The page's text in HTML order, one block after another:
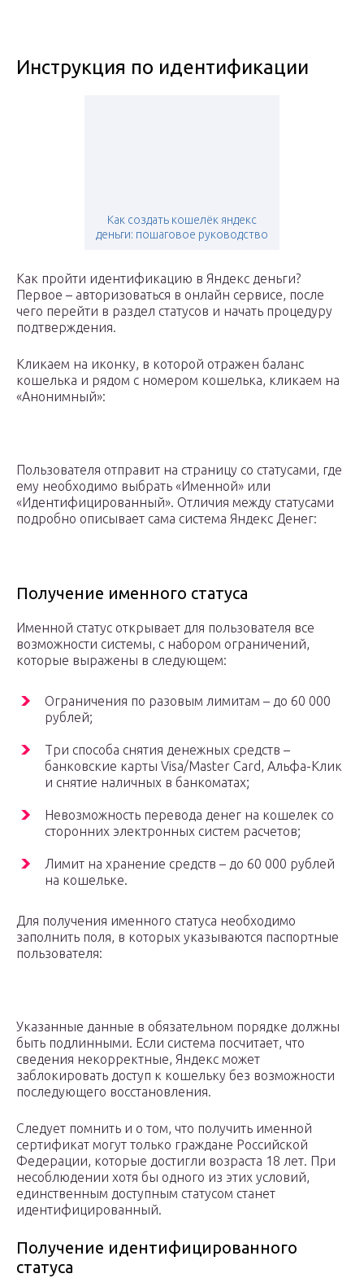
Инструкция по идентификации
Как создать кошелёк яндекс
деньги: пошаговое руководство
Как пройти идентификацию в Яндекс деньги?
Первое – авторизоваться в онлайн сервисе, после
чего перейти в раздел статусов и начать процедуру
подтверждения.
Кликаем на иконку, в которой отражен баланс
кошелька и рядом с номером кошелька, кликаем на
«Анонимный»:
Пользователя отправит на страницу со статусами, где
ему необходимо выбрать «Именной» или
«Идентифицированный». Отличия между статусами
подробно описывает сама система Яндекс Денег:
Получение именного статуса
Именной статус открывает для пользователя все
возможности системы, с набором ограничений,
которые выражены в следующем:
Ограничения по разовым лимитам – до 60 000
рублей;
Три способа снятия денежных средств –
банковские карты Visa/Master Card, Альфа-Клик
и снятие наличных в банкоматах;
Невозможность перевода денег на кошелек со
сторонних электронных систем расчетов;
Лимит на хранение средств – до 60 000 рублей
на кошельке.
Для получения именного статуса необходимо
заполнить поля, в которых указываются паспортные
пользователя:
Указанные данные в обязательном порядке должны
быть подлинными. Если система посчитает, что
сведения некорректные, Яндекс может
заблокировать доступ к кошельку без возможности
последующего восстановления.
Следует помнить и о том, что получить именной
сертификат могут только граждане Российской
Федерации, которые достигли возраста 18 лет. При
несоблюдении хотя бы одного из этих условий,
единственным доступным статусом станет
идентифицированный.
Получение идентифицированного
статуса